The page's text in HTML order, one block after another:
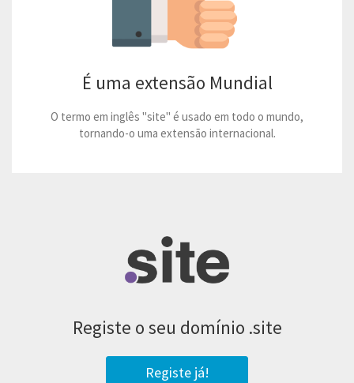
É uma extensão Mundial
O termo em inglês "site" é usado em todo o mundo,
tornando-o uma extensão internacional.
Registe o seu domínio .site
Registe já!